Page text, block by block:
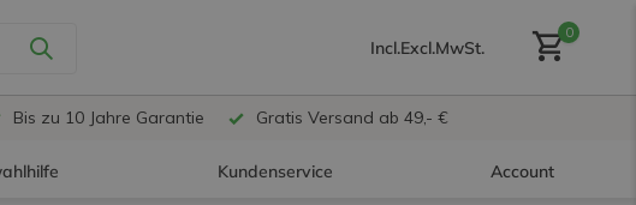
Incl.Excl.MwSt.
0
Bis zu 10 Jahre Garantie Gratis Versand ab 49,- €
Kundenservice Account